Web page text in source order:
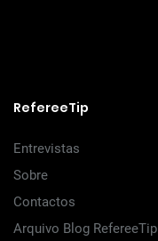
RefereeTip
Entrevistas
Sobre
Contactos
Arquivo Blog RefereeTip